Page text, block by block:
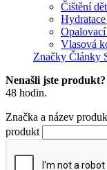
Čištění
Vlasová
Značky Články
Nenašli jste produkt?
48 hodin.
Značka a název
produkt